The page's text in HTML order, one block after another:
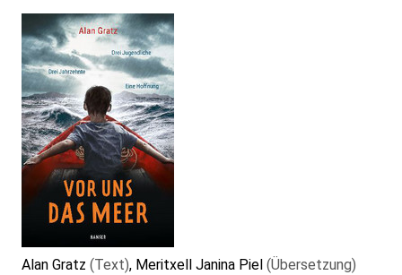
Alan Gratz (Text), Meritxell Janina Piel (Übersetzung)